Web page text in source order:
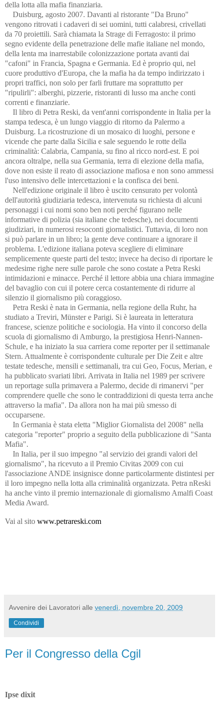
della lotta alla mafia finanziaria.
Duisburg, agosto 2007. Davanti al ristorante "Da Bruno"
vengono ritrovati i cadaveri di sei uomini, tutti calabresi, crivellati
da 70 proiettili. Sarà chiamata la Strage di Ferragosto: il primo
segno evidente della penetrazione delle mafie italiane nel mondo,
della lenta ma inarrestabile colonizzazione portata avanti dai
"cafoni" in Francia, Spagna e Germania. Ed è proprio qui, nel
cuore produttivo d'Europa, che la mafia ha da tempo indirizzato i
propri traffici, non solo per farli fruttare ma soprattutto per
"ripulirli": alberghi, pizzerie, ristoranti di lusso ma anche conti
correnti e finanziarie.
Il libro di Petra Reski, da vent'anni corrispondente in Italia per la
stampa tedesca, è un lungo viaggio di ritorno da Palermo a
Duisburg. La ricostruzione di un mosaico di luoghi, persone e
vicende che parte dalla Sicilia e sale seguendo le rotte della
criminalità: Calabria, Campania, su fino al ricco nord-est. E poi
ancora oltralpe, nella sua Germania, terra di elezione della mafia,
dove non esiste il reato di associazione mafiosa e non sono ammessi
l'uso intensivo delle intercettazioni e la confisca dei beni.
Nell'edizione originale il libro è uscito censurato per volontà
dell'autorità giudiziaria tedesca, intervenuta su richiesta di alcuni
personaggi i cui nomi sono ben noti perché figurano nelle
informative di polizia (sia italiane che tedesche), nei documenti
giudiziari, in numerosi resoconti giornalistici. Tuttavia, di loro non
si può parlare in un libro; la gente deve continuare a ignorare il
problema. L'edizione italiana poteva scegliere di eliminare
semplicemente queste parti del testo; invece ha deciso di riportare le
medesime righe nere sulle parole che sono costate a Petra Reski
intimidazioni e minacce. Perché il lettore abbia una chiara immagine
del bavaglio con cui il potere cerca costantemente di ridurre al
silenzio il giornalismo più coraggioso.
Petra Reski è nata in Germania, nella regione della Ruhr, ha
studiato a Treviri, Münster e Parigi. Si è laureata in letteratura
francese, scienze politiche e sociologia. Ha vinto il concorso della
scuola di giornalismo di Amburgo, la prestigiosa Henri-Nannen-
Schule, e ha iniziato la sua carriera come reporter per il settimanale
Stern. Attualmente è corrispondente culturale per Die Zeit e altre
testate tedesche, mensili e settimanali, tra cui Geo, Focus, Merian, e
ha pubblicato svariati libri. Arrivata in Italia nel 1989 per scrivere
un reportage sulla primavera a Palermo, decide di rimanervi "per
comprendere quelle che sono le contraddizioni di questa terra anche
attraverso la mafia". Da allora non ha mai più smesso di
occuparsene.
In Germania è stata eletta "Miglior Giornalista del 2008" nella
categoria "reporter" proprio a seguito della pubblicazione di "Santa
Mafia".
In Italia, per il suo impegno "al servizio dei grandi valori del
giornalismo", ha ricevuto a il Premio Civitas 2009 con cui
l'associazione ANDE insignisce donne particolarmente distintesi per
il loro impegno nella lotta alla criminalità organizzata. Petra nReski
ha anche vinto il premio internazionale di giornalismo Amalfi Coast
Media Award.
Vai al sito www.petrareski.com
Avvenire dei Lavoratori alle venerdì, novembre 20, 2009
Condividi
Per il Congresso della Cgil
Ipse dixit